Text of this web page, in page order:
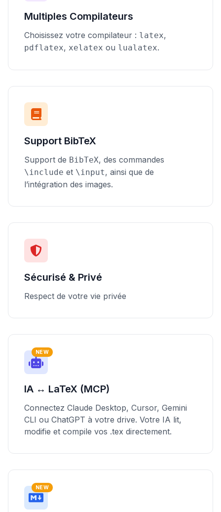
Multiples Compilateurs
Choisissez votre compilateur : latex,
pdflatex, xelatex ou lualatex.
Support BibTeX
Support de BibTeX, des commandes
\include et \input, ainsi que de
l’intégration des images.
Sécurisé & Privé
Respect de votre vie privée
NEW
IA ↔ LaTeX (MCP)
Connectez Claude Desktop, Cursor, Gemini
CLI ou ChatGPT à votre drive. Votre IA lit,
modifie et compile vos .tex directement.
NEW